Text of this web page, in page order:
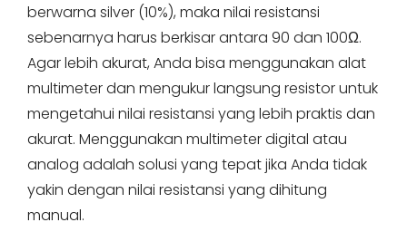
berwarna silver (10%), maka nilai resistansi
sebenarnya harus berkisar antara 90 dan 100Ω.
Agar lebih akurat, Anda bisa menggunakan alat
multimeter dan mengukur langsung resistor untuk
mengetahui nilai resistansi yang lebih praktis dan
akurat. Menggunakan multimeter digital atau
analog adalah solusi yang tepat jika Anda tidak
yakin dengan nilai resistansi yang dihitung
manual.